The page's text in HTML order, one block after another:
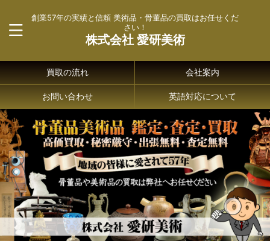
創業57年の実績と信頼 美術品・骨董品の買取はお任せくだ
さい！
株式会社 愛研美術
買取の流れ 会社案内
お問い合わせ 英語対応について